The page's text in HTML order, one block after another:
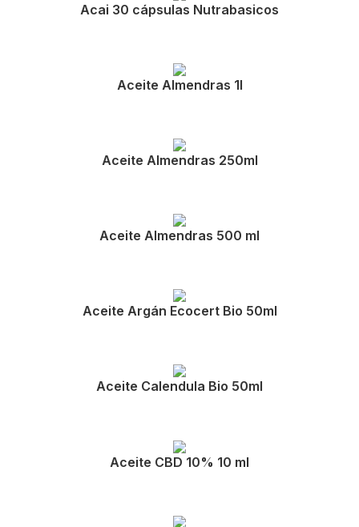
Acai 30 cápsulas Nutrabasicos
Aceite Almendras 1l
Aceite Almendras 250ml
Aceite Almendras 500 ml
Aceite Argán Ecocert Bio 50ml
Aceite Calendula Bio 50ml
Aceite CBD 10% 10 ml